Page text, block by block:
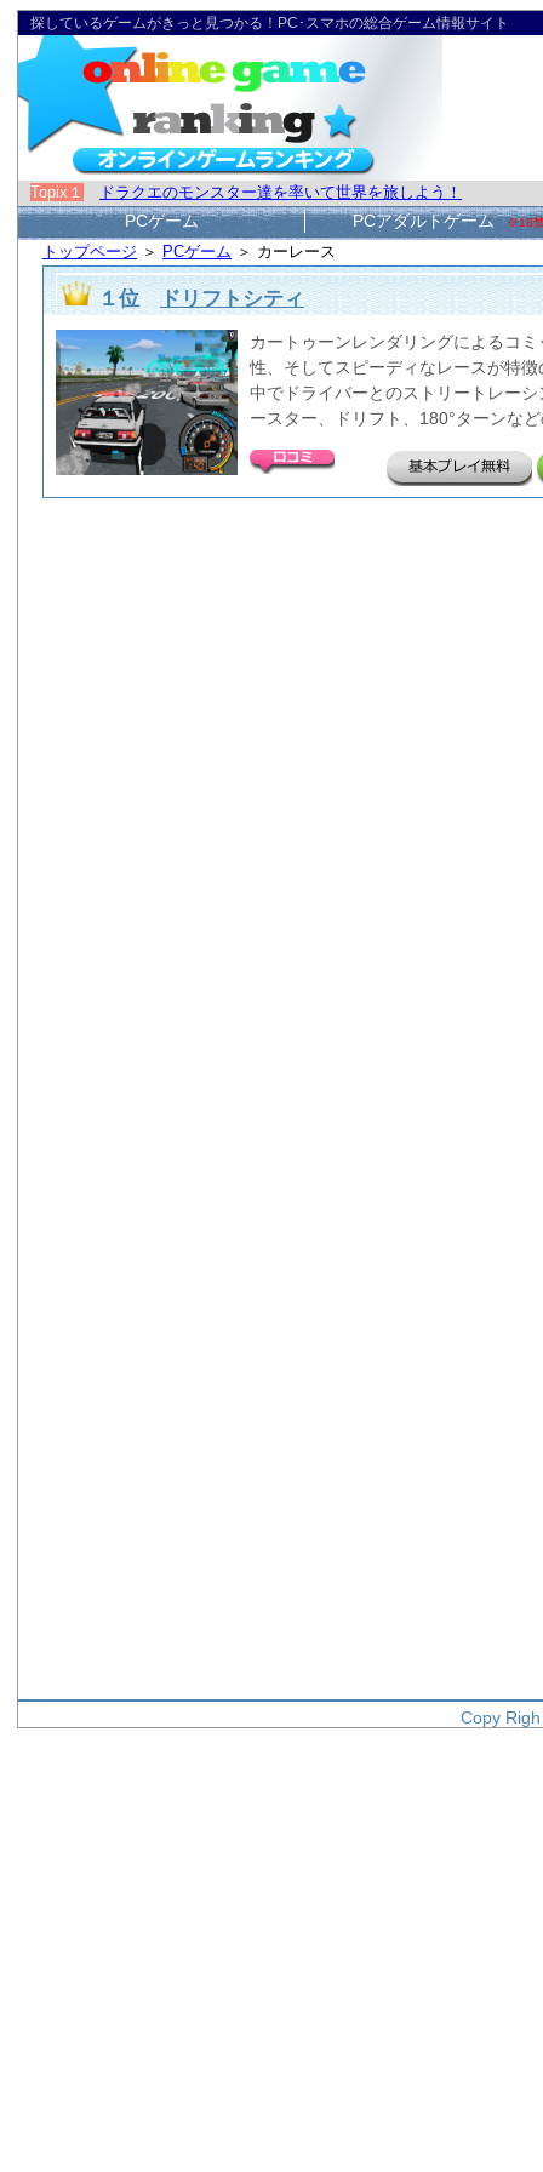
探しているゲームがきっと見つかる！PC･スマホの総合ゲーム情報サイト
Topix１ ドラクエのモンスター達を率いて世界を旅しよう！
PCゲーム PCアダルトゲーム※18
トップページ ＞ PCゲーム ＞ カーレース
１位ドリフトシティ
カートゥーンレンダリングによるコ
性、そしてスピーディなレースが特
中でドライバーとのストリートレー
ースター、ドリフト、180°ターンな
Copy